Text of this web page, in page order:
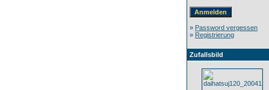
» Password vergessen
» Registrierung
Zufallsbild